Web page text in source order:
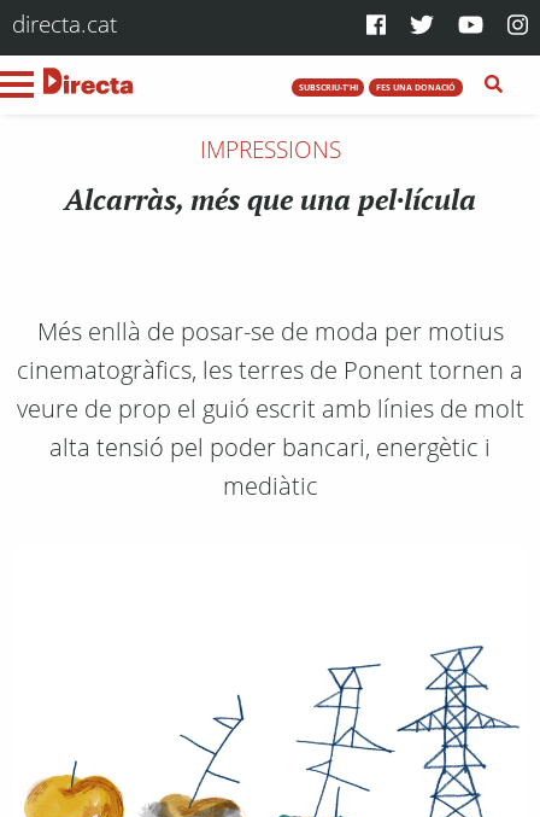
directa.cat
SUBSCRIU-T'HI FES UNA DONACIÓ
IMPRESSIONS
Alcarràs, més que una pel·lícula
Més enllà de posar-se de moda per motius
cinematogràfics, les terres de Ponent tornen a
veure de prop el guió escrit amb línies de molt
alta tensió pel poder bancari, energètic i
mediàtic